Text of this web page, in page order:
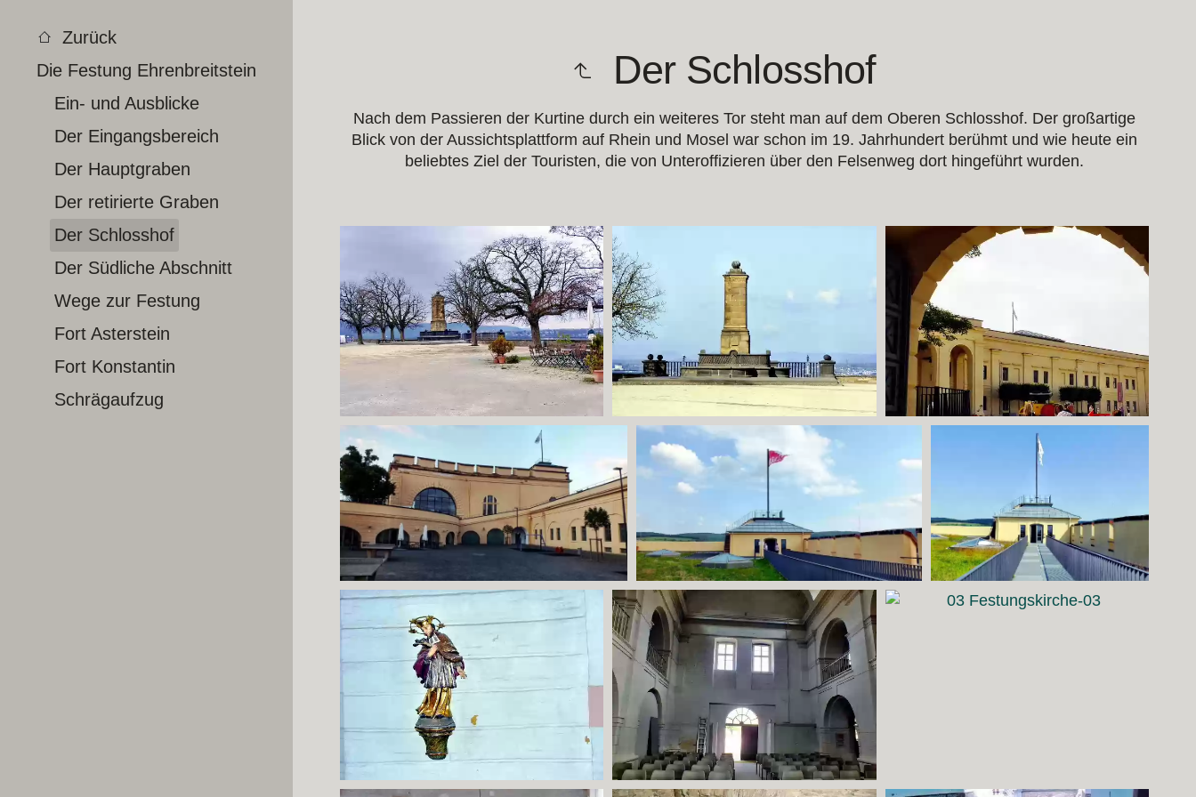
Zurück
Die Festung Ehrenbreitstein
Ein- und Ausblicke
Der Eingangsbereich
Der Hauptgraben
Der retirierte Graben
Der Schlosshof
Der Südliche Abschnitt
Wege zur Festung
Fort Asterstein
Fort Konstantin
Schrägaufzug
Der Schlosshof
Nach dem Passieren der Kurtine durch ein weiteres Tor steht man auf dem Oberen Schlosshof. Der großartige
Blick von der Aussichtsplattform auf Rhein und Mosel war schon im 19. Jahrhundert berühmt und wie heute ein
beliebtes Ziel der Touristen, die von Unteroffizieren über den Felsenweg dort hingeführt wurden.